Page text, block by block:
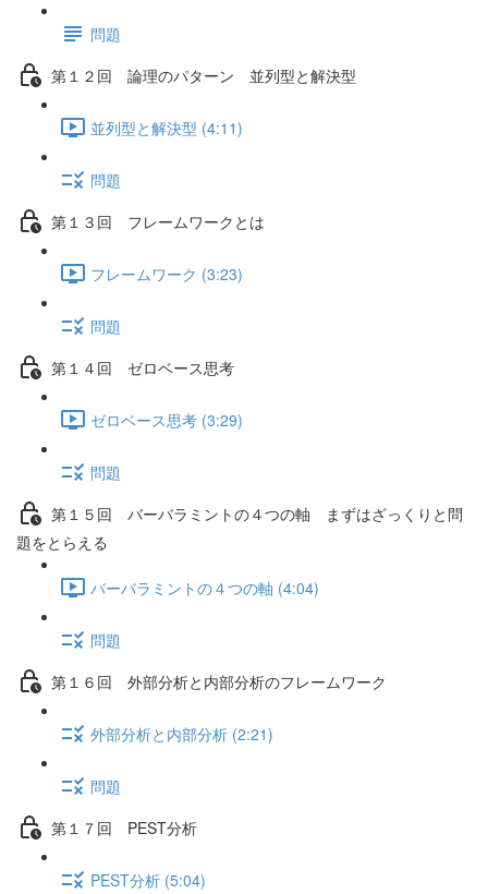
問題
第１２回 論理のパターン 並列型と解決型
並列型と解決型 (4:11)
問題
第１３回 フレームワークとは
フレームワーク (3:23)
問題
第１４回 ゼロベース思考
ゼロベース思考 (3:29)
問題
第１５回 バーバラミントの４つの軸 まずはざっくりと問
題をとらえる
バーバラミントの４つの軸 (4:04)
問題
第１６回 外部分析と内部分析のフレームワーク
外部分析と内部分析 (2:21)
問題
第１７回 PEST分析
PEST分析 (5:04)